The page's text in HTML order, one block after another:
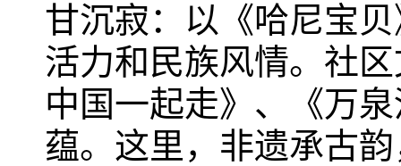
甘沉寂：以《哈尼宝
活力和民族风情。社
中国一起走》、《万
蕴。这里，非遗承古